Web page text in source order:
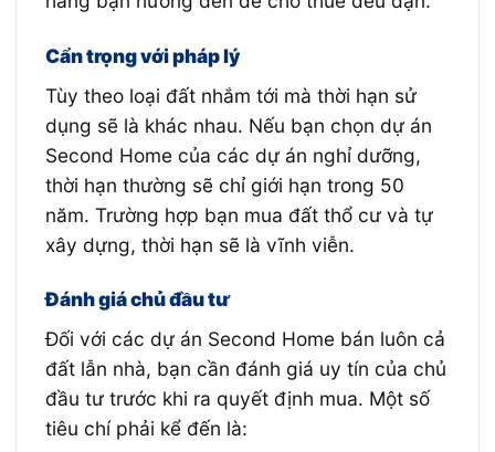
Cẩn trọng với pháp lý
Tùy theo loại đất nhắm tới mà thời hạn sử
dụng sẽ là khác nhau. Nếu bạn chọn dự án
Second Home của các dự án nghỉ dưỡng,
thời hạn thường sẽ chỉ giới hạn trong 50
năm. Trường hợp bạn mua đất thổ cư và tự
xây dựng, thời hạn sẽ là vĩnh viễn.
Đánh giá chủ đầu tư
Đối với các dự án Second Home bán luôn cả
đất lẫn nhà, bạn cần đánh giá uy tín của chủ
đầu tư trước khi ra quyết định mua. Một số
tiêu chí phải kể đến là: